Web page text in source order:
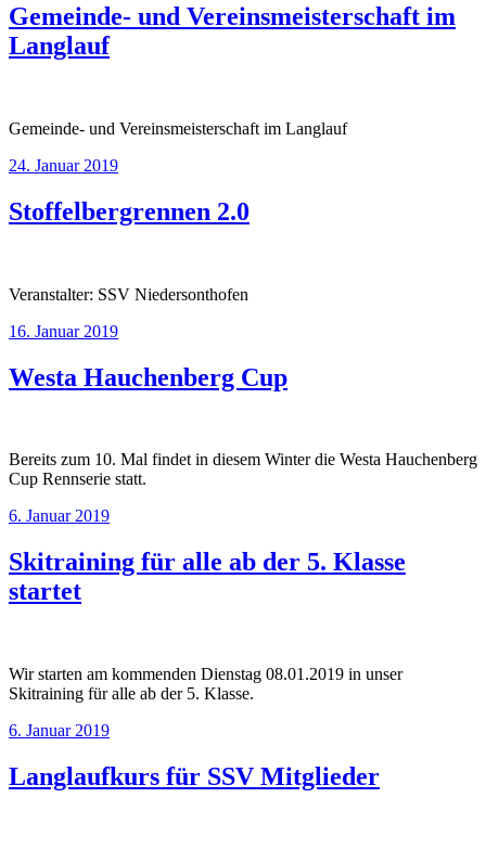
Gemeinde- und Vereinsmeisterschaft im
Langlauf
Gemeinde- und Vereinsmeisterschaft im Langlauf
24. Januar 2019
Stoffelbergrennen 2.0
Veranstalter: SSV Niedersonthofen
16. Januar 2019
Westa Hauchenberg Cup
Bereits zum 10. Mal findet in diesem Winter die Westa Hauchenberg
Cup Rennserie statt.
6. Januar 2019
Skitraining für alle ab der 5. Klasse
startet
Wir starten am kommenden Dienstag 08.01.2019 in unser
Skitraining für alle ab der 5. Klasse.
6. Januar 2019
Langlaufkurs für SSV Mitglieder